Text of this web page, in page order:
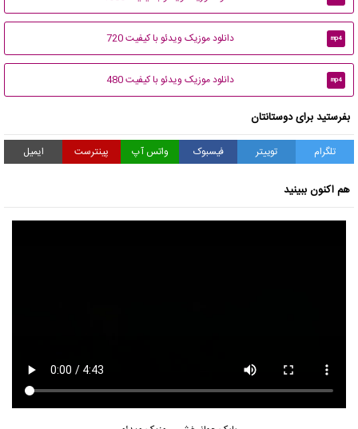
mp4 دانلود موزیک ویدئو با کیفیت 720
mp4 دانلود موزیک ویدئو با کیفیت 480
بفرستید برای دوستانتان
تلگرام توییتر فیسبوک واتس آپ پینترست ایمیل
هم اکنون ببینید